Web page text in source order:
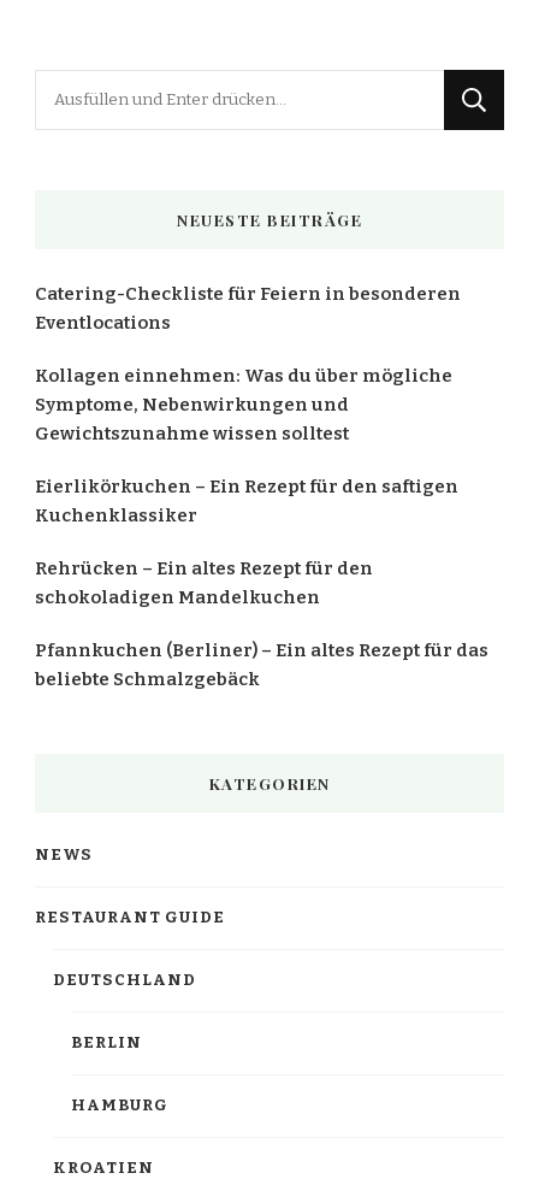
NEUESTE BEITRÄGE
Catering-Checkliste für Feiern in besonderen
Eventlocations
Kollagen einnehmen: Was du über mögliche
Symptome, Nebenwirkungen und
Gewichtszunahme wissen solltest
Eierlikörkuchen – Ein Rezept für den saftigen
Kuchenklassiker
Rehrücken – Ein altes Rezept für den
schokoladigen Mandelkuchen
Pfannkuchen (Berliner) – Ein altes Rezept für das
beliebte Schmalzgebäck
KATEGORIEN
NEWS
RESTAURANT GUIDE
DEUTSCHLAND
BERLIN
HAMBURG
KROATIEN